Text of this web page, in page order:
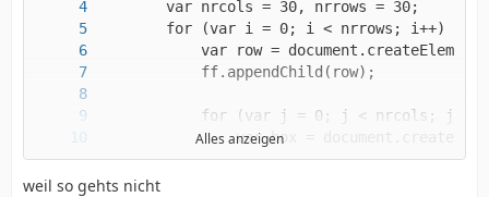
Alles anzeigen
weil so gehts nicht